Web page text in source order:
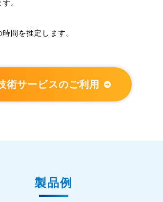
。
間を推定します。
術サービスのご利用
製品例